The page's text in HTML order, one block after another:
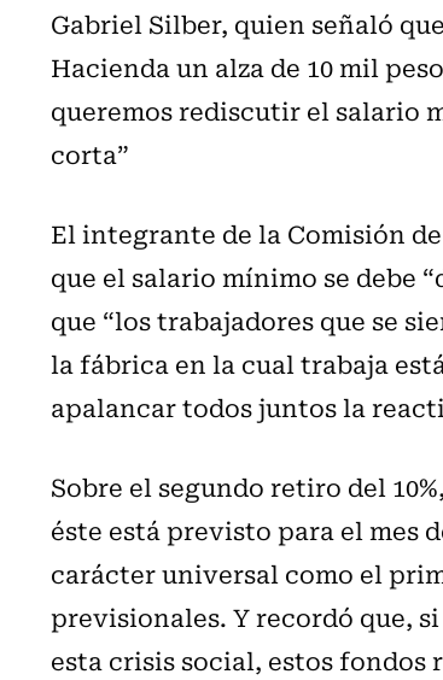
Gabriel Silber, quien señaló
Hacienda un alza de 10 mil
queremos rediscutir el salario
corta”
El integrante de la Comisión
que el salario mínimo se debe
que “los trabajadores que se
la fábrica en la cual trabaja
apalancar todos juntos la
Sobre el segundo retiro del
éste está previsto para el mes
carácter universal como el
previsionales. Y recordó que,
esta crisis social, estos